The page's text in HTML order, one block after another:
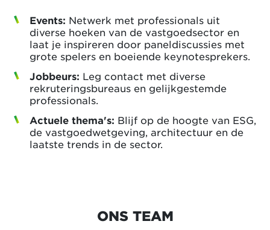
Events: Netwerk met professionals uit
diverse hoeken van de vastgoedsector en
laat je inspireren door paneldiscussies met
grote spelers en boeiende keynotesprekers.
Jobbeurs: Leg contact met diverse
rekruteringsbureaus en gelijkgestemde
professionals.
Actuele thema's: Blijf op de hoogte van ESG,
de vastgoedwetgeving, architectuur en de
laatste trends in de sector.
ONS TEAM